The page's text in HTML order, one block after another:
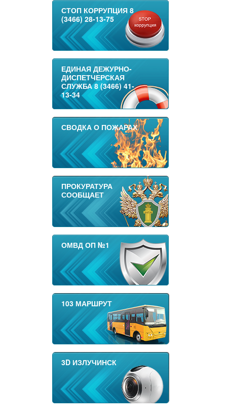
СТОП КОРРУПЦИЯ 8
(3466) 28-13-75
ЕДИНАЯ ДЕЖУРНО-
ДИСПЕТЧЕРСКАЯ
СЛУЖБА 8 (3466) 41-
13-34
СВОДКА О ПОЖАРАХ
ПРОКУРАТУРА
СООБЩАЕТ
ОМВД ОП №1
103 МАРШРУТ
3D ИЗЛУЧИНСК